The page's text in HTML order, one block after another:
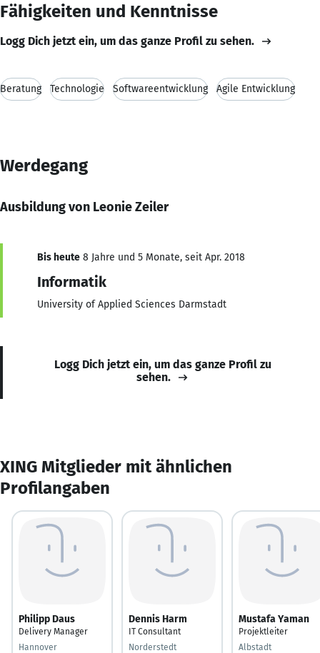
Fähigkeiten und Kenntnisse
Logg Dich jetzt ein, um das ganze Profil zu sehen.
Beratung Technologie Softwareentwicklung Agile Entwicklung
Werdegang
Ausbildung von Leonie Zeiler
Bis heute 8 Jahre und 5 Monate, seit Apr. 2018
Informatik
University of Applied Sciences Darmstadt
Logg Dich jetzt ein, um das ganze Profil zu
sehen.
XING Mitglieder mit ähnlichen
Profilangaben
Philipp Daus
Delivery Manager
Hannover
Dennis Harm
IT Consultant
Norderstedt
Mustafa Yaman
Projektleiter
Albstadt